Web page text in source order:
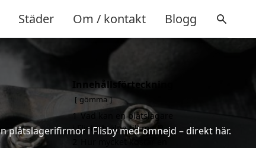
Städer Om / kontakt Blogg
plåtslagerifirmor i Flisby med omnejd – direkt här.
Innehållsförteckning
gömma
1 Vad kan en plåtslagare
i Flisby hjälpa till med?
Hur mycket kostar en